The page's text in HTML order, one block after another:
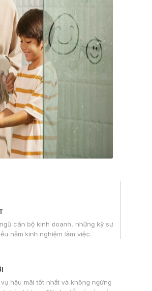
cán bộ kinh doanh, những kỹ sư
năm kinh nghiệm làm việc.
hậu mãi tốt nhất và không ngừng